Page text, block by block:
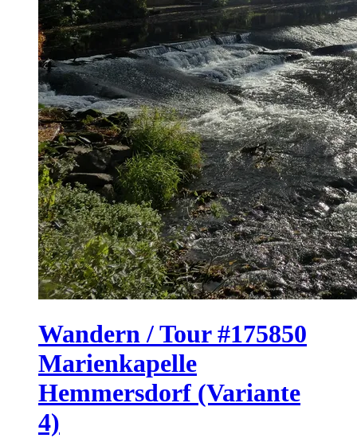
Wandern / Tour #175850
Marienkapelle
Hemmersdorf (Variante
4)